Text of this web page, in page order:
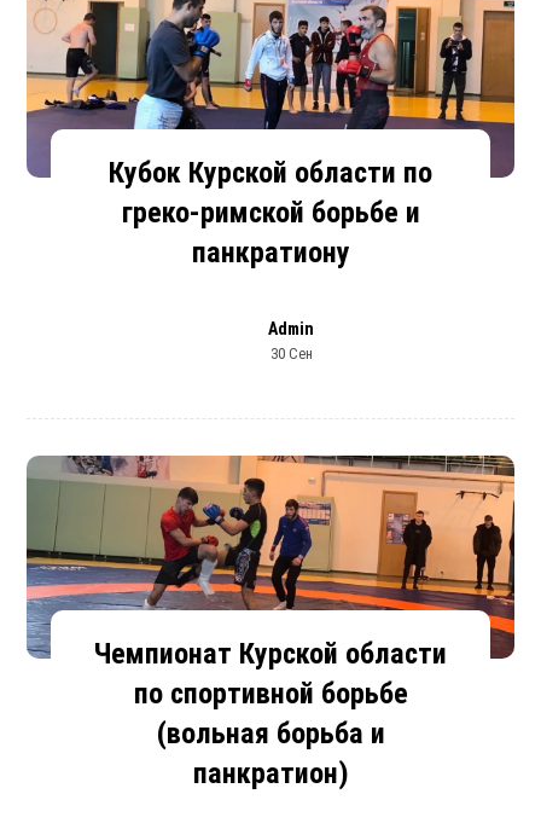
Кубок Курской области по
греко-римской борьбе и
панкратиону
Admin
30 Сен
Чемпионат Курской области
по спортивной борьбе
(вольная борьба и
панкратион)